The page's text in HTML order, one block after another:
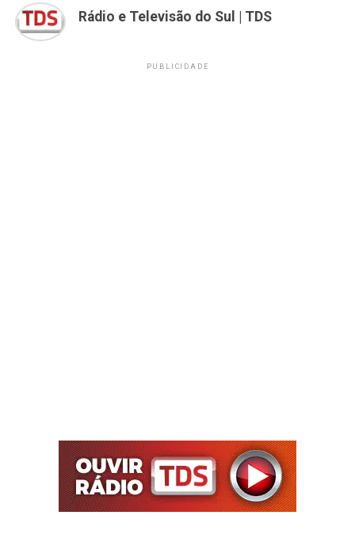
Rádio e Televisão do Sul | TDS
PUBLICIDADE